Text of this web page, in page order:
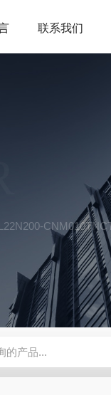
联系我们